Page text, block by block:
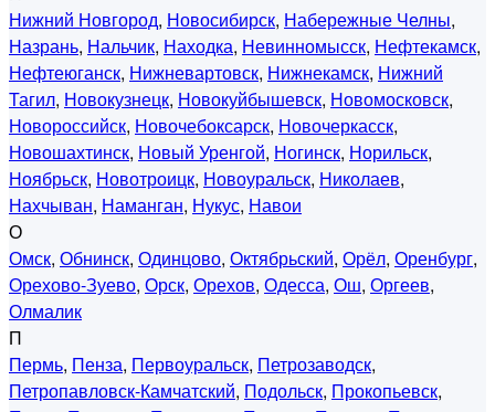
Нижний Новгород, Новосибирск, Набережные Челны,
Назрань, Нальчик, Находка, Невинномысск, Нефтекамск,
Нефтеюганск, Нижневартовск, Нижнекамск, Нижний
Тагил, Новокузнецк, Новокуйбышевск, Новомосковск,
Новороссийск, Новочебоксарск, Новочеркасск,
Новошахтинск, Новый Уренгой, Ногинск, Норильск,
Ноябрьск, Новотроицк, Новоуральск, Николаев,
Нахчыван, Наманган, Нукус, Навои
О
Омск, Обнинск, Одинцово, Октябрьский, Орёл, Оренбург,
Орехово-Зуево, Орск, Орехов, Одесса, Ош, Оргеев,
Олмалик
П
Пермь, Пенза, Первоуральск, Петрозаводск,
Петропавловск-Камчатский, Подольск, Прокопьевск,